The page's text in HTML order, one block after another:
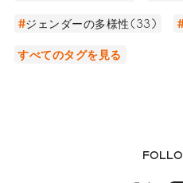
ジェンダーの多様性(33)
すべてのタグを見る